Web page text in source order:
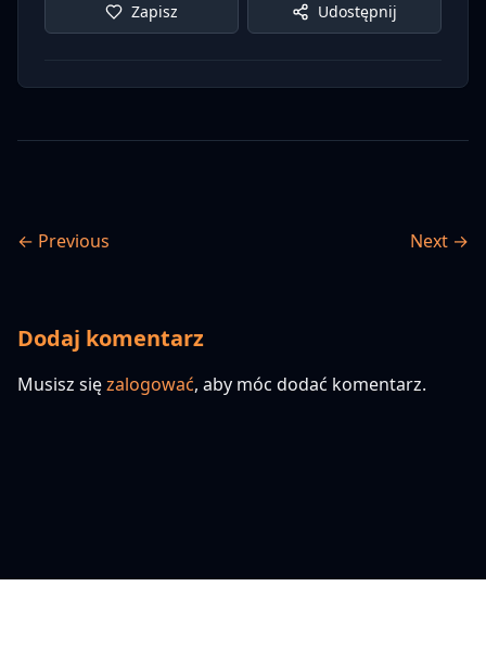
Zapisz Udostępnij
← Previous Next →
Dodaj komentarz
Musisz sięzalogować, aby móc dodać komentarz.